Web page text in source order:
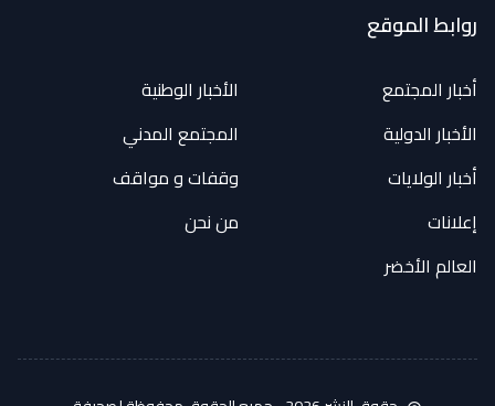
روابط الموقع
أخبار المجتمع
الأخبار الوطنية
الأخبار الدولية
المجتمع المدني
أخبار الولايات
وقفات و مواقف
إعلانات
من نحن
العالم الأخضر